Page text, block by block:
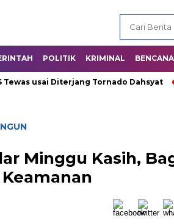
POLITIK KRIMINAL BENCANA
usai Diterjang Tornado Dahsyat
Minggu Kasih,